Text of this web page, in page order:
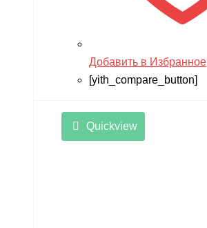
Добавить в Избранное
[yith_compare_button]
Quickview